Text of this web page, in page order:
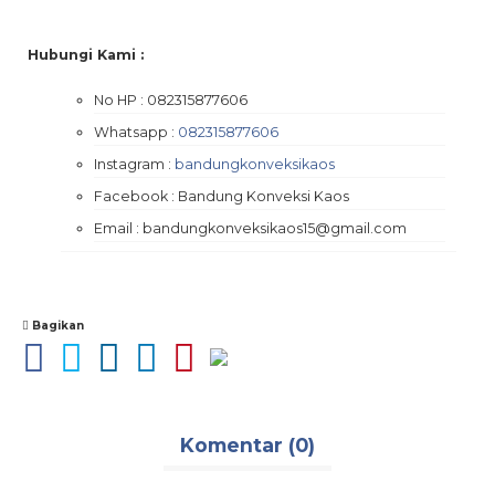
Hubungi Kami :
No HP : 082315877606
Whatsapp : 082315877606
Instagram : bandungkonveksikaos
Facebook : Bandung Konveksi Kaos
Email : bandungkonveksikaos15@gmail.com
Bagikan
Komentar (0)